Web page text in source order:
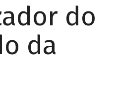
do
da